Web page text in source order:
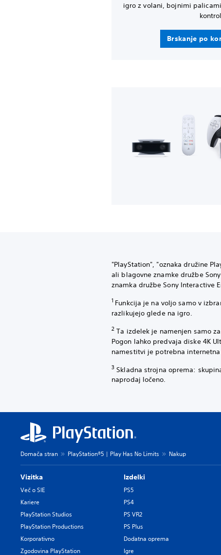
igro z volani, bojnimi
Brskanje po
‎"PlayStation", "oznaka družine
ali blagovne znamke družbe
znamka družbe Sony Interactive
1 Funkcija je na voljo samo v
razlikujejo glede na igro.
2 Ta izdelek je namenjen samo
Pogon lahko predvaja diske 4K
namestitvi je potrebna internetna
3 Skladna strojna oprema:
naprodaj ločeno.
Domača stran PlayStation®5 | Play Has No Limits Nakup
Vizitka
Več o SIE
Kariere
PlayStation Studios
PlayStation Productions
Korporativno
Zgodovina PlayStation
Izdelki
PS5
PS4
PS VR2
PS Plus
Dodatna oprema
Igre